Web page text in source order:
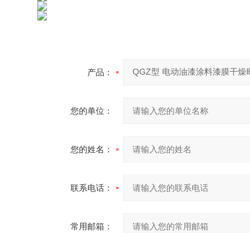
产品：
您的单位：
您的姓名：
联系电话：
常用邮箱：